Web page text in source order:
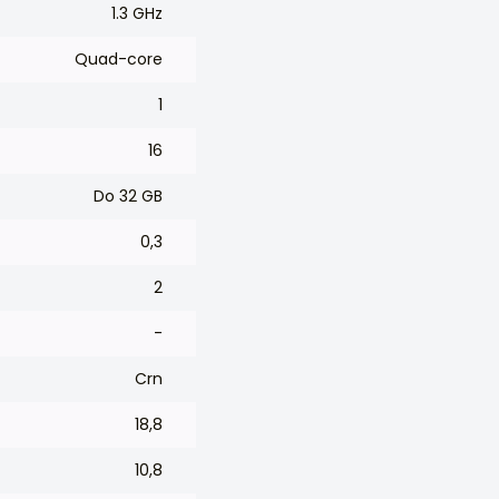
1.3 GHz
Quad-core
1
16
Do 32 GB
0,3
2
-
Crn
18,8
10,8